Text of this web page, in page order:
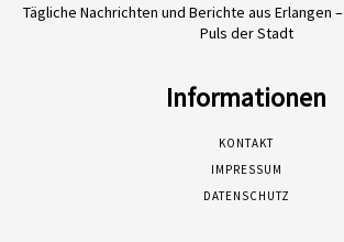
Tägliche Nachrichten und Berichte aus Erlangen
Puls der Stadt
Informationen
KONTAKT
IMPRESSUM
DATENSCHUTZ